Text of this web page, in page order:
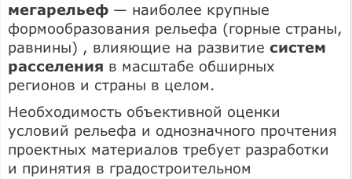
мегарельеф — наиболее крупные
формообразования рельефа (горные страны,
равнины) , влияющие на развитие систем
расселения в масштабе обширных
регионов и страны в целом.
Необходимость объективной оценки
условий рельефа и однозначного прочтения
проектных материалов требует разработки
и принятия в градостроительном